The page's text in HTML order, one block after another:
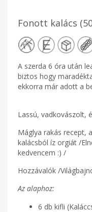
Fonott kalács
A szerda 6 óra után
biztos hogy
ekkorra már adott a
Lassú, vadkovászolt,
Máglya rakás recept,
kalácsból íz orgiát /
kedvencem :) /
Hozzávalók /
Az alaphoz:
6 db kifli